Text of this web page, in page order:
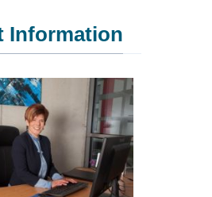
Information